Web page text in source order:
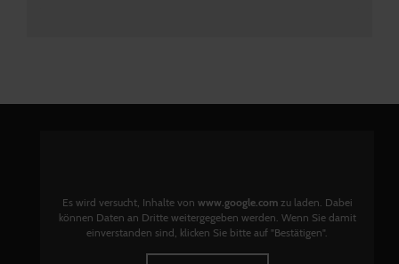
Es wird versucht, Inhalte von www.google.comzu laden. Dabei
können Daten an Dritte weitergegeben werden. Wenn Sie damit
einverstanden sind, klicken Sie bitte auf "Bestätigen".